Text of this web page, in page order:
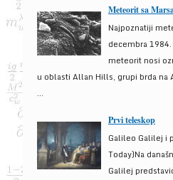
Meteorit sa
Najpoznatiji
decembra
meteorit nosi
u oblasti Allan Hills, grupi brda na
...
Prvi teleskop
Galileo Galilej i
Today)Na
Galilej